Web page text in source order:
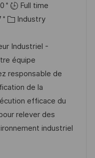
Full time
K
t
e
g
o
r
i
e
Industry
Industriel -
équipe
responsable de
de la
efficace du
relever des
industriel